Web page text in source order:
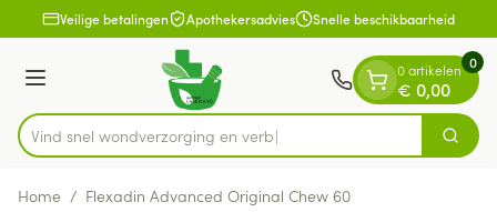
Ga naar de inhoud
1 van 1Veilige betalingen Apothekersadvies Snelle beschikbaarheid
Menu
Product, merk, categorie...
Vind snel wondverzorging Zoek
0 artikelen
€ 0,00
0
Home / Flexadin Advanced Original Chew 60